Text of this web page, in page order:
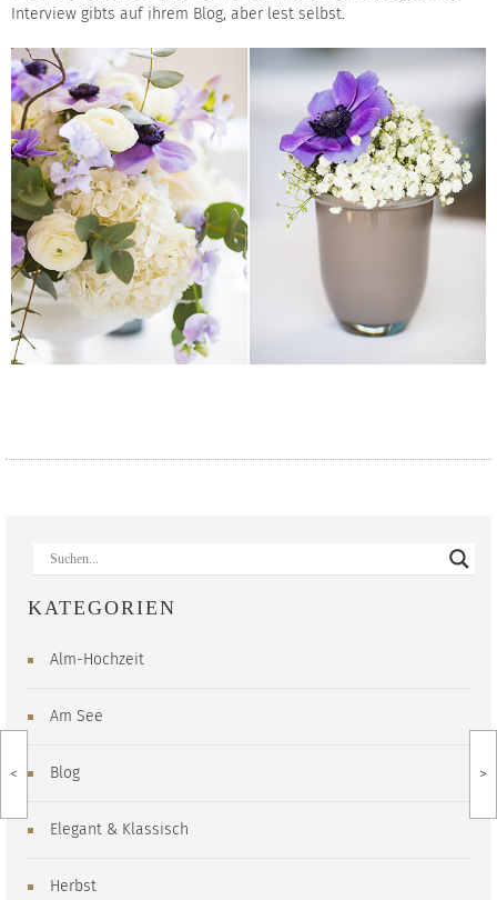
Interview gibts auf ihrem Blog, aber lest selbst.
KATEGORIEN
Alm-Hochzeit
Am See
Blog
Elegant & Klassisch
Herbst
>
<